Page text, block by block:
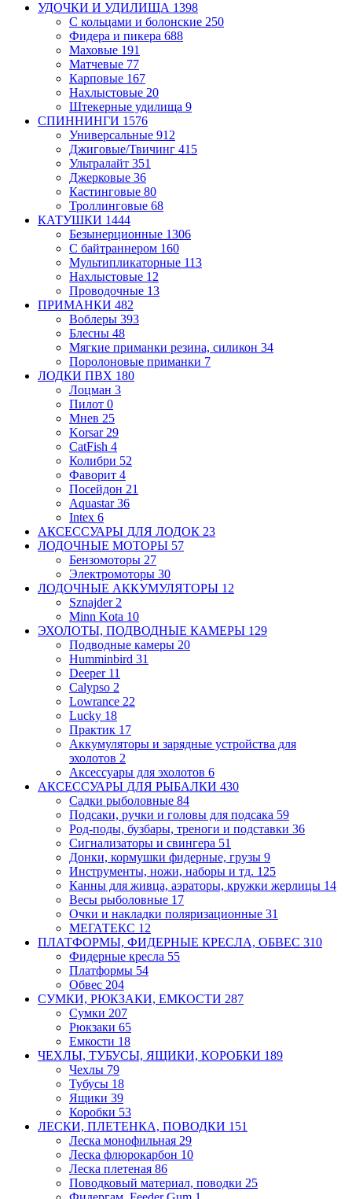
УДОЧКИ И УДИЛИЩА 1398
С кольцами и болонские 250
Фидера и пикера 688
Маховые 191
Матчевые 77
Карповые 167
Нахлыстовые 20
Штекерные удилища 9
СПИННИНГИ 1576
Универсальные 912
Джиговые/Твичинг 415
Ультралайт 351
Джерковые 36
Кастинговые 80
Троллинговые 68
КАТУШКИ 1444
Безынерционные 1306
С байтраннером 160
Мультипликаторные 113
Нахлыстовые 12
Проводочные 13
ПРИМАНКИ 482
Воблеры 393
Блесны 48
Мягкие приманки резина, силикон 34
Поролоновые приманки 7
ЛОДКИ ПВХ 180
Лоцман 3
Пилот 0
Мнев 25
Korsar 29
CatFish 4
Колибри 52
Фаворит 4
Посейдон 21
Aquastar36
Intex 6
АКСЕССУАРЫ ДЛЯ ЛОДОК 23
ЛОДОЧНЫЕ МОТОРЫ 57
Бензомоторы 27
Электромоторы 30
ЛОДОЧНЫЕ АККУМУЛЯТОРЫ 12
Sznajder 2
Minn Kota 10
ЭХОЛОТЫ, ПОДВОДНЫЕ КАМЕРЫ 129
Подводные камеры 20
Humminbird 31
Deeper 11
Calypso 2
Lowrance 22
Lucky 18
Практик 17
Аккумуляторы и зарядные устройства для
эхолотов 2
Аксессуары для эхолотов 6
АКСЕССУАРЫ ДЛЯ РЫБАЛКИ 430
Садки рыболовные 84
Подсаки, ручки и головы для подсака 59
Род-поды, бузбары, треноги и подставки 36
Сигнализаторы и свингера 51
Донки, кормушки фидерные, грузы 9
Инструменты, ножи, наборы и тд. 125
Канны для живца, аэраторы, кружки жерлицы 14
Весы рыболовные 17
Очки и накладки поляризационные 31
МЕГАТЕКС 12
ПЛАТФОРМЫ, ФИДЕРНЫЕ КРЕСЛА, ОБВЕС 310
Фидерные кресла 55
Платформы 54
Обвес 204
СУМКИ, РЮКЗАКИ, ЕМКОСТИ 287
Сумки 207
Рюкзаки 65
Емкости 18
ЧЕХЛЫ, ТУБУСЫ, ЯЩИКИ, КОРОБКИ 189
Чехлы 79
Тубусы 18
Ящики 39
Коробки 53
ЛЕСКИ, ПЛЕТЕНКА, ПОВОДКИ 151
Леска монофильная 29
Леска флюрокарбон 10
Леска плетеная 86
Поводковый материал, поводки 25